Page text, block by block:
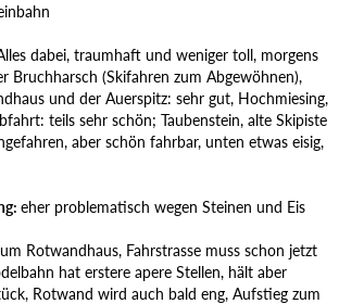
dabei, traumhaft und weniger toll, morgens
Bruchharsch (Skifahren zum Abgewöhnen),
und der Auerspitz: sehr gut, Hochmiesing,
teils sehr schön; Taubenstein, alte Skipiste
aber schön fahrbar, unten etwas eisig,
eher problematisch wegen Steinen und Eis
Rotwandhaus, Fahrstrasse muss schon jetzt
hat erstere apere Stellen, hält aber
Rotwand wird auch bald eng, Aufstieg zum